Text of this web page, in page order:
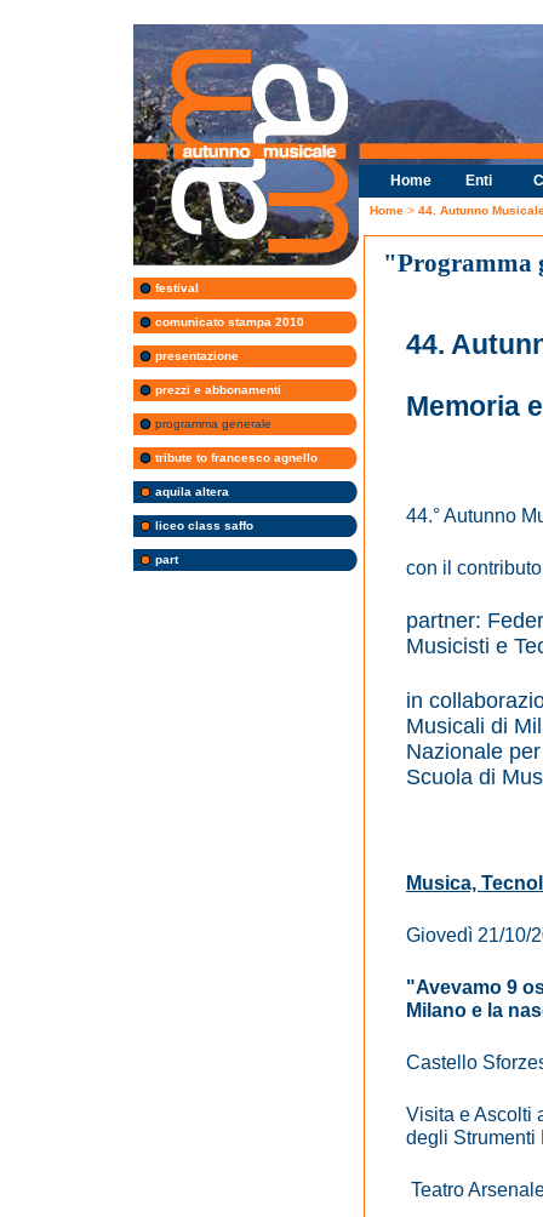
festival
comunicato stampa 2010
presentazione
prezzi e abbonamenti
programma generale
tribute to francesco agnello
aquila altera
liceo class saffo
part
Home Enti
Home > 44. Autunno
"Programma
44.
Memoria
44.° Autunno
con il
partner:
Musicisti e
in
Musicali di
Nazionale
Scuola di
Musica,
Giovedì 21/10/
"Avevamo 9
Milano e la
Castello
Visita e Ascolti
degli Strumenti
Teatro